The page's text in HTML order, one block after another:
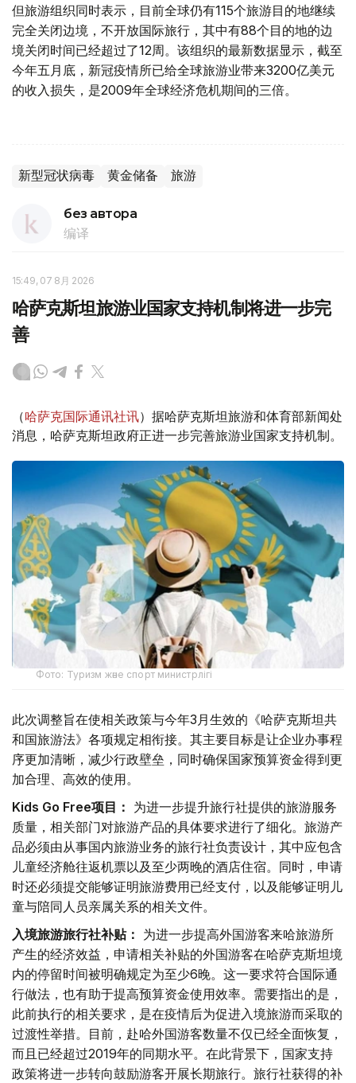
但旅游组织同时表示，目前全球仍有115个旅游目的地继续
完全关闭边境，不开放国际旅行，其中有88个目的地的边
境关闭时间已经超过了12周。该组织的最新数据显示，截至
今年五月底，新冠疫情所已给全球旅游业带来3200亿美元
的收入损失，是2009年全球经济危机期间的三倍。
新型冠状病毒 黄金储备 旅游
без автора
编译
15:49, 07 8月 2026
哈萨克斯坦旅游业国家支持机制将进一步完
善
（哈萨克国际通讯社讯）据哈萨克斯坦旅游和体育部新闻处
消息，哈萨克斯坦政府正进一步完善旅游业国家支持机制。
Фото: Туризм және спорт министрлігі
此次调整旨在使相关政策与今年3月生效的《哈萨克斯坦共
和国旅游法》各项规定相衔接。其主要目标是让企业办事程
序更加清晰，减少行政壁垒，同时确保国家预算资金得到更
加合理、高效的使用。
Kids Go Free项目： 为进一步提升旅行社提供的旅游服务
质量，相关部门对旅游产品的具体要求进行了细化。旅游产
品必须由从事国内旅游业务的旅行社负责设计，其中应包含
儿童经济舱往返机票以及至少两晚的酒店住宿。同时，申请
时还必须提交能够证明旅游费用已经支付，以及能够证明儿
童与陪同人员亲属关系的相关文件。
入境旅游旅行社补贴： 为进一步提高外国游客来哈旅游所
产生的经济效益，申请相关补贴的外国游客在哈萨克斯坦境
内的停留时间被明确规定为至少6晚。这一要求符合国际通
行做法，也有助于提高预算资金使用效率。需要指出的是，
此前执行的相关要求，是在疫情后为促进入境旅游而采取的
过渡性举措。目前，赴哈外国游客数量不仅已经全面恢复，
而且已经超过2019年的同期水平。在此背景下，国家支持
政策将进一步转向鼓励游客开展长期旅行。旅行社获得的补